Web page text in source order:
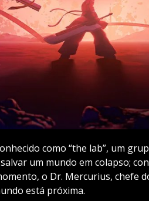
como “the lab”, um
um mundo em colapso;
o Dr. Mercurius, chefe
está próxima.